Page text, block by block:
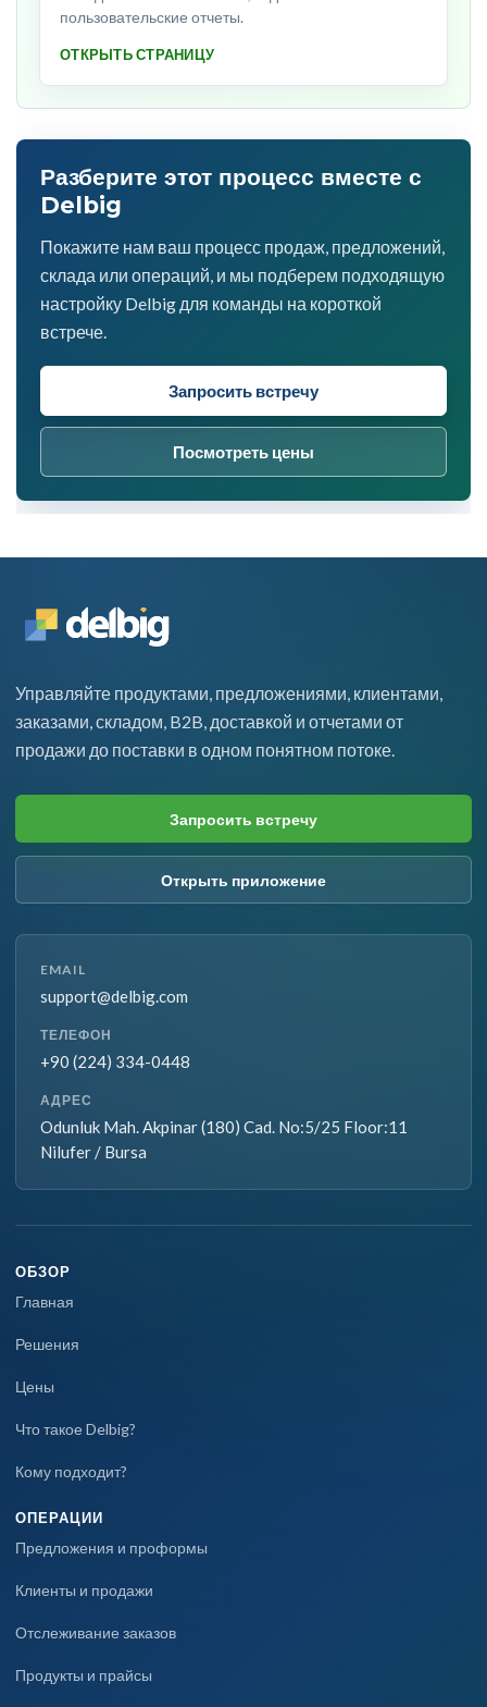
пользовательские отчеты.
ОТКРЫТЬ СТРАНИЦУ
Разберите этот процесс вместе с
Delbig
Покажите нам ваш процесс продаж, предложений,
склада или операций, и мы подберем подходящую
настройку Delbig для команды на короткой
встрече.
Запросить встречу
Посмотреть цены
Управляйте продуктами, предложениями, клиентами,
заказами, складом, B2B, доставкой и отчетами от
продажи до поставки в одном понятном потоке.
Запросить встречу
Открыть приложение
EMAIL
support@delbig.com
ТЕЛЕФОН
+90 (224) 334-0448
АДРЕС
Odunluk Mah. Akpinar (180) Cad. No:5/25 Floor:11
Nilufer / Bursa
ОБЗОР
Главная
Решения
Цены
Что такое Delbig?
Кому подходит?
ОПЕРАЦИИ
Предложения и проформы
Клиенты и продажи
Отслеживание заказов
Продукты и прайсы